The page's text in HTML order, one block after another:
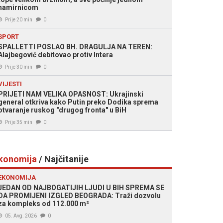
Prije 20 min 0
POSLAO BH. DRAGULJA NA TEREN:
debitovao protiv Intera
Prije 30 min 0
NAM VELIKA OPASNOST: Ukrajinski
otkriva kako Putin preko Dodika sprema
ruskog "drugog fronta" u BiH
Prije 35 min 0
/ Najčitanije
OD NAJBOGATIJIH LJUDI U BIH SPREMA SE
PROMIJENI IZGLED BEOGRADA: Traži dozvolu
kompleks od 112.000 m²
05. Avg. 2026 0